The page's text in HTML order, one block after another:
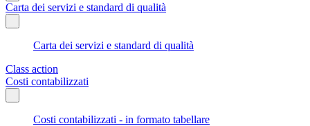
Carta dei servizi e standard di qualità
Carta dei servizi e standard di qualità
Class action
Costi contabilizzati
Costi contabilizzati - in formato tabellare